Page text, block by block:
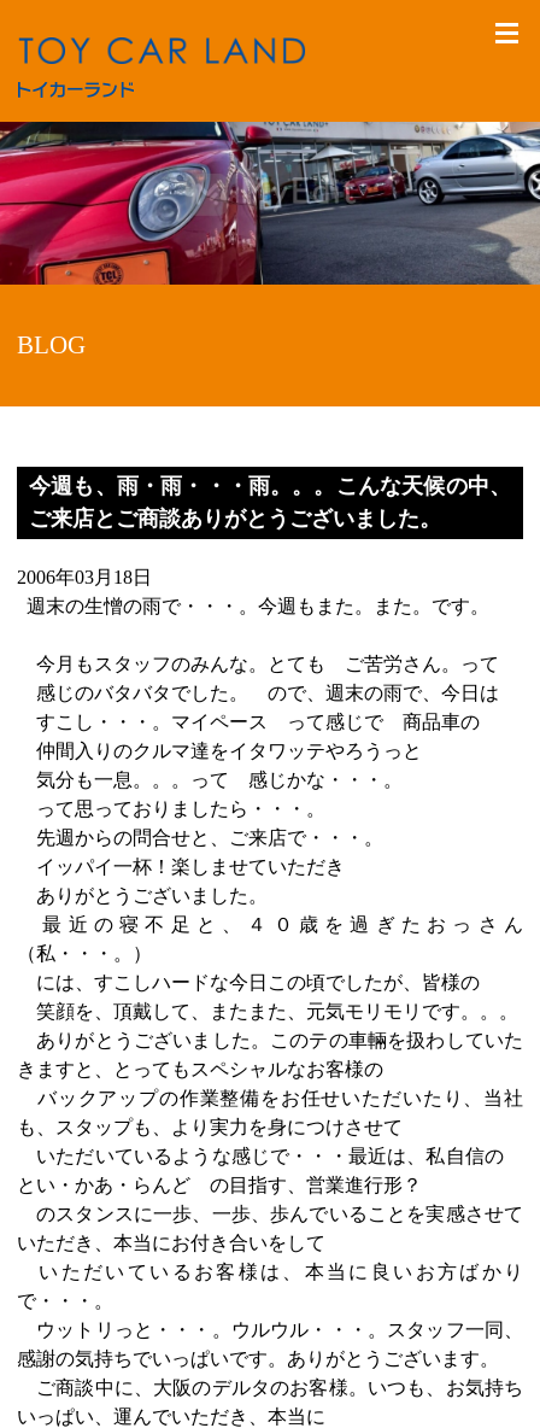
BLOG
今週も、雨・雨・・・雨。。。こんな天候の中、
ご来店とご商談ありがとうございました。
2006年03月18日
週末の生憎の雨で・・・。今週もまた。また。です。
今月もスタッフのみんな。とても ご苦労さん。って
感じのバタバタでした。 ので、週末の雨で、今日は
すこし・・・。マイペース って感じで 商品車の
仲間入りのクルマ達をイタワッテやろうっと
気分も一息。。。って 感じかな・・・。
って思っておりましたら・・・。
先週からの問合せと、ご来店で・・・。
イッパイ一杯！楽しませていただき
ありがとうございました。
最近の寝不足と、４０歳を過ぎたおっさん
（私・・・。）
には、すこしハードな今日この頃でしたが、皆様の
笑顔を、頂戴して、またまた、元気モリモリです。。。
ありがとうございました。このテの車輛を扱わしていた
きますと、とってもスペシャルなお客様の
バックアップの作業整備をお任せいただいたり、当社
も、スタップも、より実力を身につけさせて
いただいているような感じで・・・最近は、私自信の
とい・かあ・らんど の目指す、営業進行形？
のスタンスに一歩、一歩、歩んでいることを実感させて
いただき、本当にお付き合いをして
いただいているお客様は、本当に良いお方ばかり
で・・・。
ウットリっと・・・。ウルウル・・・。スタッフ一同、
感謝の気持ちでいっぱいです。ありがとうございます。
ご商談中に、大阪のデルタのお客様。いつも、お気持ち
いっぱい、運んでいただき、本当に